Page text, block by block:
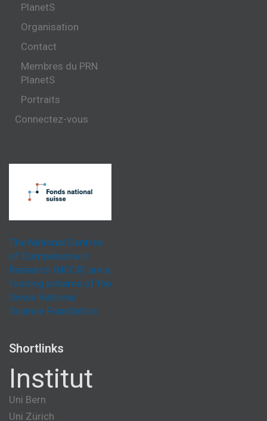
PlanetS
Organisation
Contact
Membres du PRN
PlanetS
Portraits
Connectez-vous
The National Centres
of Competence in
Research (NCCR) are a
funding scheme of the
Swiss National
Science Foundation.
Shortlinks
Institut
Uni Bern
Uni Zürich